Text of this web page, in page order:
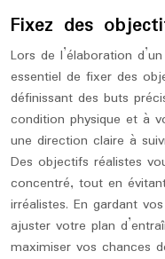
Fixez des
Lors de l’élaboration
essentiel de fixer des
définissant des buts
condition physique et à
une direction claire à
Des objectifs réalistes
concentré, tout en
irréalistes. En gardant
ajuster votre plan
maximiser vos chances